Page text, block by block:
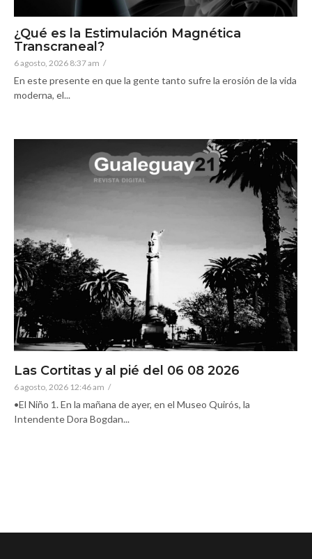
¿Qué es la Estimulación Magnética
Transcraneal?
6 agosto, 2026 8:37 am /
En este presente en que la gente tanto sufre la erosión de la vida
moderna, el...
Las Cortitas y al pié del 06 08 2026
6 agosto, 2026 12:46 am /
•El Niño 1. En la mañana de ayer, en el Museo Quirós, la
Intendente Dora Bogdan...